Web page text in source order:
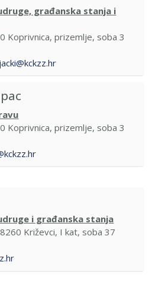
građanska stanja i
Koprivnica, prizemlje, soba 3
Koprivnica, prizemlje, soba 3
i građanska stanja
Križevci, I kat, soba 37